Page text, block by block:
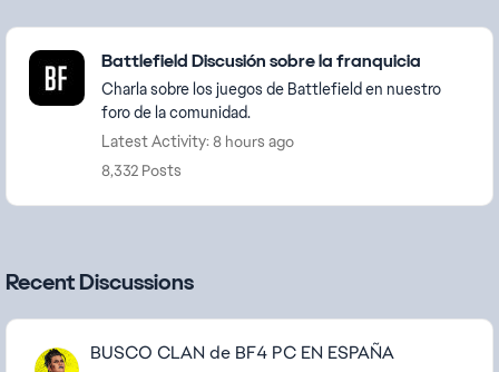
Featured Places
Battlefield Discusión sobre la franquicia
Charla sobre los juegos de Battlefield en nuestro
foro de la comunidad.
Latest Activity: 8 hours ago
8,332 Posts
Recent Discussions
BUSCO CLAN de BF4 PC EN ESPAÑA